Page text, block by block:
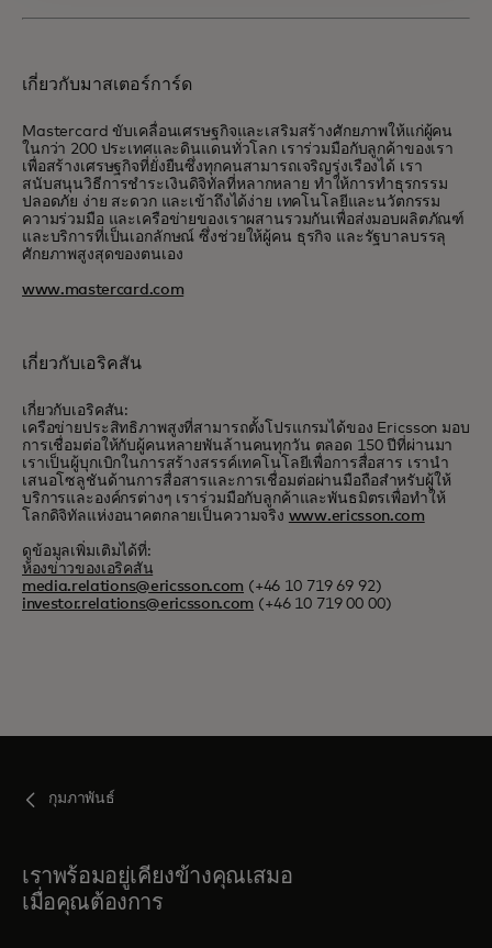
เกี่ยวกับมาสเตอร์การ์ด
Mastercard ขับเคลื่อนเศรษฐกิจและเสริมสร้างศักยภาพให้แก่ผู้คน
ในกว่า 200 ประเทศและดินแดนทั่วโลก เราร่วมมือกับลูกค้าของเรา
เพื่อสร้างเศรษฐกิจที่ยั่งยืนซึ่งทุกคนสามารถเจริญรุ่งเรืองได้ เรา
สนับสนุนวิธีการชำระเงินดิจิทัลที่หลากหลาย ทำให้การทำธุรกรรม
ปลอดภัย ง่าย สะดวก และเข้าถึงได้ง่าย เทคโนโลยีและนวัตกรรม
ความร่วมมือ และเครือข่ายของเราผสานรวมกันเพื่อส่งมอบผลิตภัณฑ์
และบริการที่เป็นเอกลักษณ์ ซึ่งช่วยให้ผู้คน ธุรกิจ และรัฐบาลบรรลุ
ศักยภาพสูงสุดของตนเอง
www.mastercard.com
เกี่ยวกับเอริคสัน
เกี่ยวกับเอริคสัน:
เครือข่ายประสิทธิภาพสูงที่สามารถตั้งโปรแกรมได้ของ Ericsson มอบ
การเชื่อมต่อให้กับผู้คนหลายพันล้านคนทุกวัน ตลอด 150 ปีที่ผ่านมา
เราเป็นผู้บุกเบิกในการสร้างสรรค์เทคโนโลยีเพื่อการสื่อสาร เรานำ
เสนอโซลูชันด้านการสื่อสารและการเชื่อมต่อผ่านมือถือสำหรับผู้ให้
บริการและองค์กรต่างๆ เราร่วมมือกับลูกค้าและพันธมิตรเพื่อทำให้
โลกดิจิทัลแห่งอนาคตกลายเป็นความจริง www.ericsson.com
ดูข้อมูลเพิ่มเติมได้ที่:
ห้องข่าวของเอริคสัน
media.relations@ericsson.com (+46 10 719 69 92)
investor.relations@ericsson.com (+46 10 719 00 00)
กุมภาพันธ์
เราพร้อมอยู่เคียงข้างคุณเสมอ
เมื่อคุณต้องการ